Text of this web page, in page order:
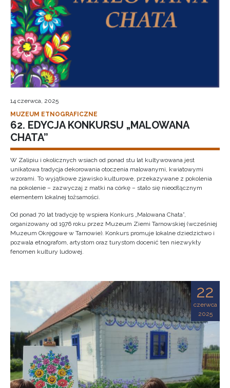
14 czerwca, 2025
MUZEUM ETNOGRAFICZNE
62. EDYCJA KONKURSU „MALOWANA
CHATA”
W Zalipiu i okolicznych wsiach od ponad stu lat kultywowana jest
unikatowa tradycja dekorowania otoczenia malowanymi, kwiatowymi
wzorami. To wyjątkowe zjawisko kulturowe, przekazywane z pokolenia
na pokolenie – zazwyczaj z matki na córkę – stało się nieodłącznym
elementem lokalnej tożsamości.
Od ponad 70 lat tradycję tę wspiera Konkurs „Malowana Chata”,
organizowany od 1976 roku przez Muzeum Ziemi Tarnowskiej (wcześniej
Muzeum Okręgowe w Tarnowie). Konkurs promuje lokalne dziedzictwo i
pozwala etnografom, artystom oraz turystom docenić ten niezwykły
fenomen kultury ludowej.
22
czerwca
2025